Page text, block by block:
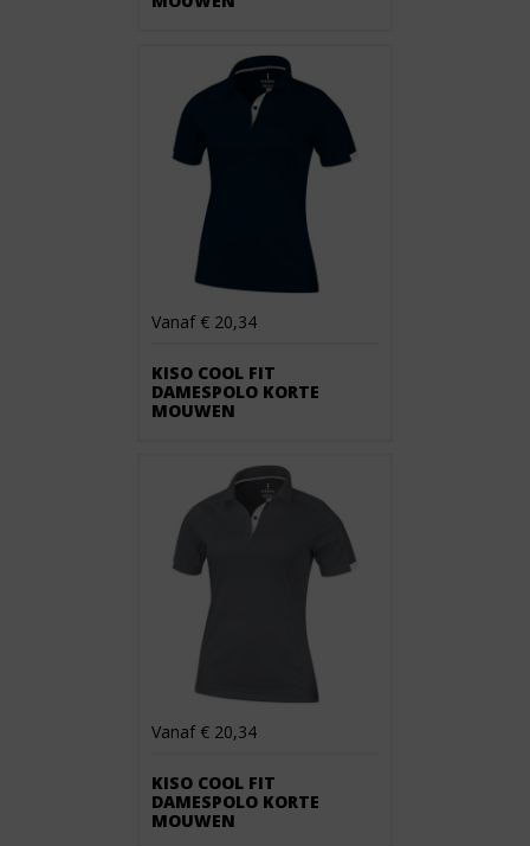
Vanaf € 20,34
KISO COOL FIT
DAMESPOLO KORTE
MOUWEN
Vanaf € 20,34
KISO COOL FIT
DAMESPOLO KORTE
MOUWEN